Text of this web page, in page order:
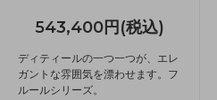
543,400円(税込)
ディティールの一つ一つが、エレ
ガントな雰囲気を漂わせます。フ
ルールシリーズ。